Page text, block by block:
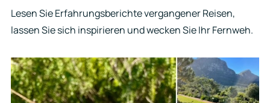
Lesen Sie Erfahrungsberichte vergangener Reisen,
lassen Sie sich inspirieren und wecken Sie Ihr Fernweh.